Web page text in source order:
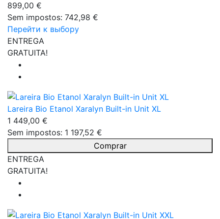
899,00 €
Sem impostos: 742,98 €
Перейти к выбору
ENTREGA
GRATUITA!
Lareira Bio Etanol Xaralyn Built-in Unit XL
1 449,00 €
Sem impostos: 1 197,52 €
Comprar
ENTREGA
GRATUITA!